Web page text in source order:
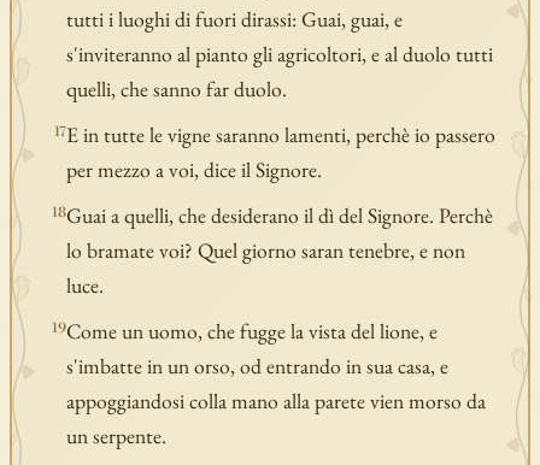
tutti i luoghi di fuori dirassi: Guai, guai, e
s'inviteranno al pianto gli agricoltori, e al duolo tutti
quelli, che sanno far duolo.
17E in tutte le vigne saranno lamenti, perchè io passero
per mezzo a voi, dice il Signore.
18Guai a quelli, che desiderano il dì del Signore. Perchè
lo bramate voi? Quel giorno saran tenebre, e non
luce.
19Come un uomo, che fugge la vista del lione, e
s'imbatte in un orso, od entrando in sua casa, e
appoggiandosi colla mano alla parete vien morso da
un serpente.